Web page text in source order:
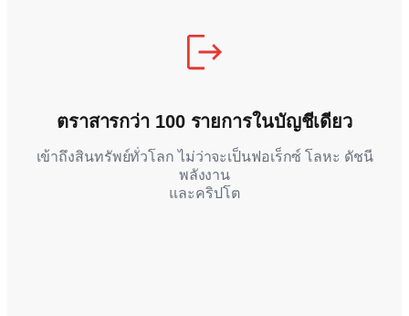
ตราสารกว่า 100 รายการในบัญชีเดียว
เข้าถึงสินทรัพย์ทั่วโลก ไม่ว่าจะเป็นฟอเร็กซ์ โลหะ ดัชนี
พลังงาน
และคริปโต